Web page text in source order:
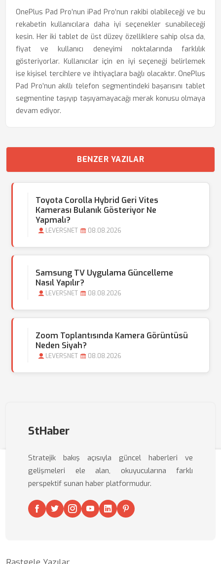
OnePlus Pad Pro’nun iPad Pro’nun rakibi olabileceği ve bu
rekabetin kullanıcılara daha iyi seçenekler sunabileceği
kesin. Her iki tablet de üst düzey özelliklere sahip olsa da,
fiyat ve kullanıcı deneyimi noktalarında farklılık
gösteriyorlar. Kullanıcılar için en iyi seçeneği belirlemek
ise kişisel tercihlere ve ihtiyaçlara bağlı olacaktır. OnePlus
Pad Pro’nun akıllı telefon segmentindeki başarısını tablet
segmentine taşıyıp taşıyamayacağı merak konusu olmaya
devam ediyor.
BENZER YAZILAR
Toyota Corolla Hybrid Geri Vites
Kamerası Bulanık Gösteriyor Ne
Yapmalı?
LEVERSNET 08.08.2026
Samsung TV Uygulama Güncelleme
Nasıl Yapılır?
LEVERSNET 08.08.2026
Zoom Toplantısında Kamera Görüntüsü
Neden Siyah?
LEVERSNET 08.08.2026
StHaber
Stratejik bakış açısıyla güncel haberleri ve
gelişmeleri ele alan, okuyucularına farklı
perspektif sunan haber platformudur.